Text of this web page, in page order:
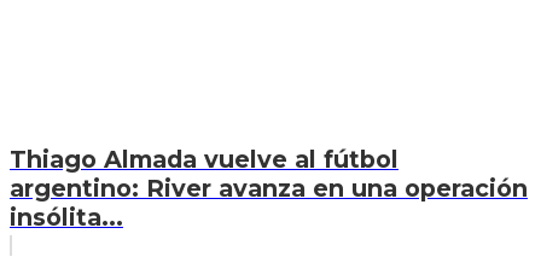
Thiago Almada vuelve al fútbol
argentino: River avanza en una operación
insólita...